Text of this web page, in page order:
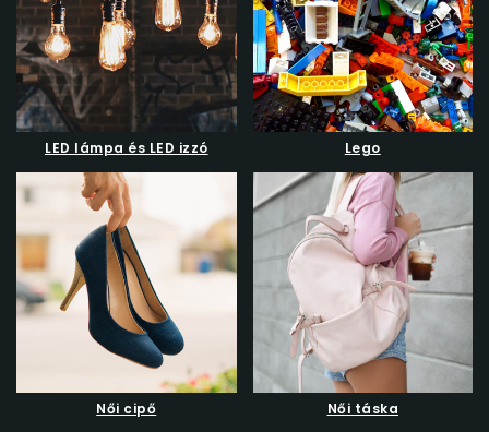
LED lámpa és LED izzó Lego
Női cipő Női táska